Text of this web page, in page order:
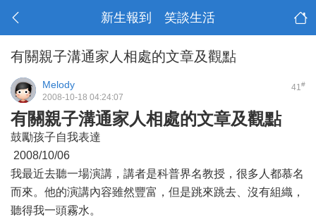
新生報到 笑談生活
有關親子溝通家人相處的文章及觀點
41#
Melody
2008-10-18 04:24:07
有關親子溝通家人相處的文章及觀點
鼓勵孩子自我表達
2008/10/06
我最近去聽一場演講，講者是科普界名教授，很多人都慕名
而來。他的演講內容雖然豐富，但是跳來跳去、沒有組織，
聽得我一頭霧水。